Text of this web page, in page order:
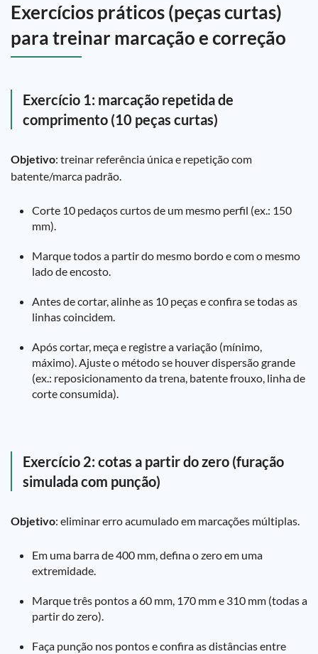
Exercícios práticos (peças curtas)
para treinar marcação e correção
Exercício 1: marcação repetida de
comprimento (10 peças curtas)
Objetivo: treinar referência única e repetição com
batente/marca padrão.
Corte 10 pedaços curtos de um mesmo perfil (ex.: 150
mm).
Marque todos a partir do mesmo bordo e com o mesmo
lado de encosto.
Antes de cortar, alinhe as 10 peças e confira se todas as
linhas coincidem.
Após cortar, meça e registre a variação (mínimo,
máximo). Ajuste o método se houver dispersão grande
(ex.: reposicionamento da trena, batente frouxo, linha de
corte consumida).
Exercício 2: cotas a partir do zero (furação
simulada com punção)
Objetivo: eliminar erro acumulado em marcações múltiplas.
Em uma barra de 400 mm, defina o zero em uma
extremidade.
Marque três pontos a 60 mm, 170 mm e 310 mm (todas a
partir do zero).
Faça punção nos pontos e confira as distâncias entre